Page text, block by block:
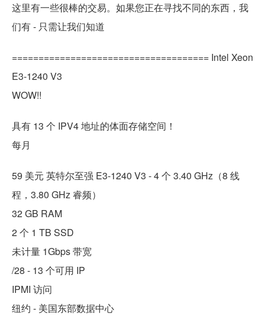
这里有一些很棒的交易。如果您正在寻找不同的东西，我
们有 - 只需让我们知道
===================================== Intel Xeon
E3-1240 V3
WOW!!
具有 13 个 IPV4 地址的体面存储空间！
每月
59 美元 英特尔至强 E3-1240 V3 - 4 个 3.40 GHz（8 线
程，3.80 GHz 睿频）
32 GB RAM
2 个 1 TB SSD
未计量 1Gbps 带宽
/28 - 13 个可用 IP
IPMI 访问
纽约 - 美国东部数据中心